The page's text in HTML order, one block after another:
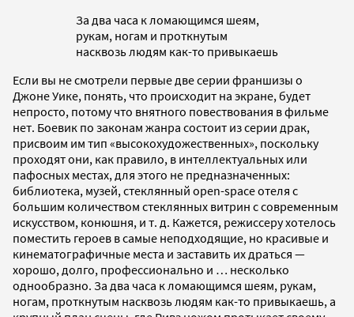
За два часа к ломающимся шеям,
рукам, ногам и проткнутым
насквозь людям как-то привыкаешь
Если вы не смотрели первые две серии франшизы о
Джоне Уике, понять, что происходит на экране, будет
непросто, потому что внятного повествования в фильме
нет. Боевик по законам жанра состоит из серии драк,
присвоим им тип «высокохудожественных», поскольку
проходят они, как правило, в интеллектуальных или
пафосных местах, для этого не предназначенных:
библиотека, музей, стеклянный open-space отеля с
большим количеством стеклянных витрин с современным
искусством, конюшня, и т. д. Кажется, режиссеру хотелось
поместить героев в самые неподходящие, но красивые и
кинематографичные места и заставить их драться —
хорошо, долго, профессионально и … несколько
однообразно. За два часа к ломающимся шеям, рукам,
ногам, проткнутым насквозь людям как-то привыкаешь, а